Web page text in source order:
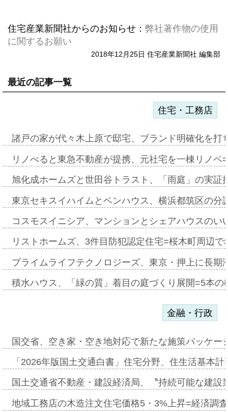
住宅産業新聞社からのお知らせ： 弊社著作物の使用
に関するお願い
2018年12月25日 住宅産業新聞社 編集部
最近の記事一覧
住宅・工務店
諸戸の家が代々木上原で邸宅、ブランド明確化を
リノべると東急不動産が提携、元社宅を一棟リノ
旭化成ホームズと世田谷トラスト、「雨庭」の実
東京セキスイハイムとベンハウス、横浜都筑区の
コスモスイニシア、マンションとシェアハウスの
リストホームズ、3件目防犯認定住宅=桜木町周辺
プライムライフテクノロジーズ、東京・押上に長
積水ハウス、「緑の質」着目の庭づくり展開=5本
金融・行政
国交省、空き家・空き地対応で新たな施策パッケ
「2026年版国土交通白書」住宅分野、住生活基本
国土交通省不動産・建設経済局、〝持続可能な建
地域工務店の木造注文住宅価格5・3%上昇=経済調